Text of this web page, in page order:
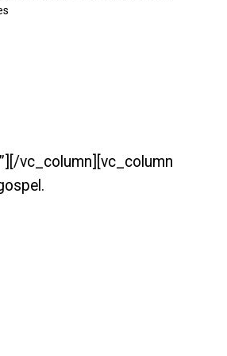
vc_column][vc_column